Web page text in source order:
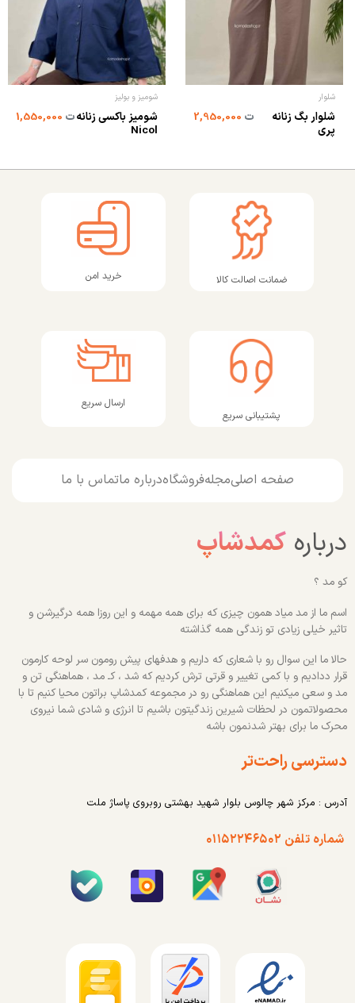
شلوار
شلوار بگ زنانه
پری
ت2,950,000
شومیز و بولیز
شومیز باکسی زنانه
Nicol
ت1,550,000
ضمانت اصالت کالا خرید امن
پشتیبانی سریع
ارسال سریع
صفحه اصلیمجلهفروشگاهدرباره ماتماس با ما
درباره کمدشاپ
کو مد ؟
اسم ما از مد میاد همون چیزی که برای همه مهمه و این روزا همه درگیرشن و
تاثیر خیلی زیادی تو زندگی همه گذاشته
حالا ما این سوال رو با شعاری که داریم و هدفهای پیش رومون سر لوحه کارمون
قرار ددادیم و با کمی تغییر و قرتی ترش کردیم که شد ، کـ مد ، هماهنگی تن و
مد و سعی میکنیم این هماهنگی رو در مجموعه کمدشاپ براتون محیا کنیم تا با
محصولاتمون در لحظات شیرین زندگیتون باشیم تا انرژی و شادی شما نیروی
محرک ما برای بهتر شدنمون باشه
دسترسی راحت‌تر
آدرس : مرکز شهر چالوس بلوار شهید بهشتی روبروی پاساژ ملت
شماره تلفن ۰۱۱۵۲۲۴۶۵۰۲